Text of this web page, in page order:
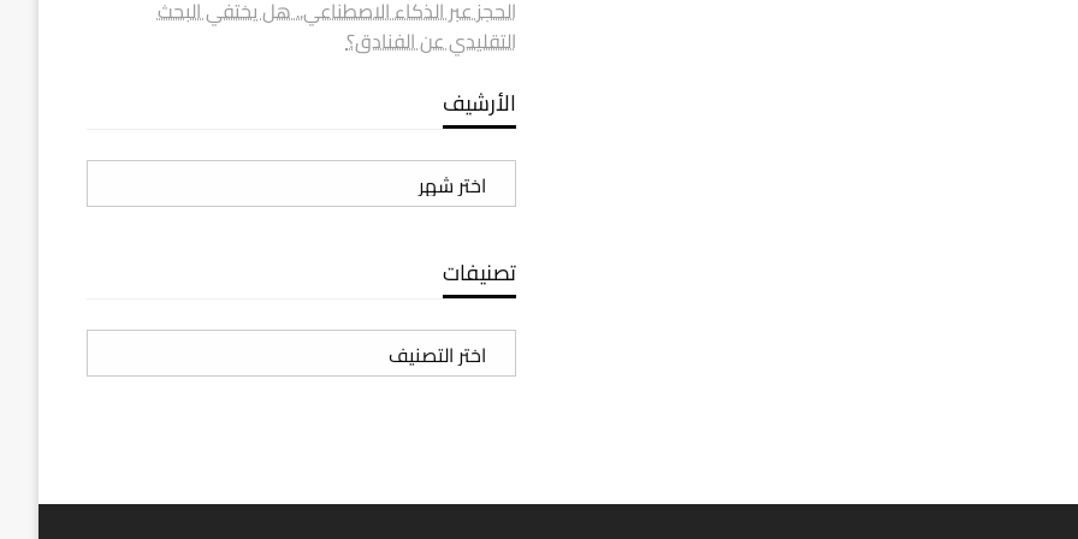
الحجز عبر الذكاء الاصطناعي.. هل يختفي البحث
التقليدي عن الفنادق؟
الأرشيف
الأرشيف
تصنيفات
تصنيفات